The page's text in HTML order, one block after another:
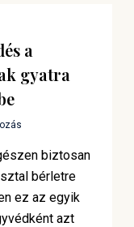
a
gyatra
biztosan
bérletre
ez az egyik
azt